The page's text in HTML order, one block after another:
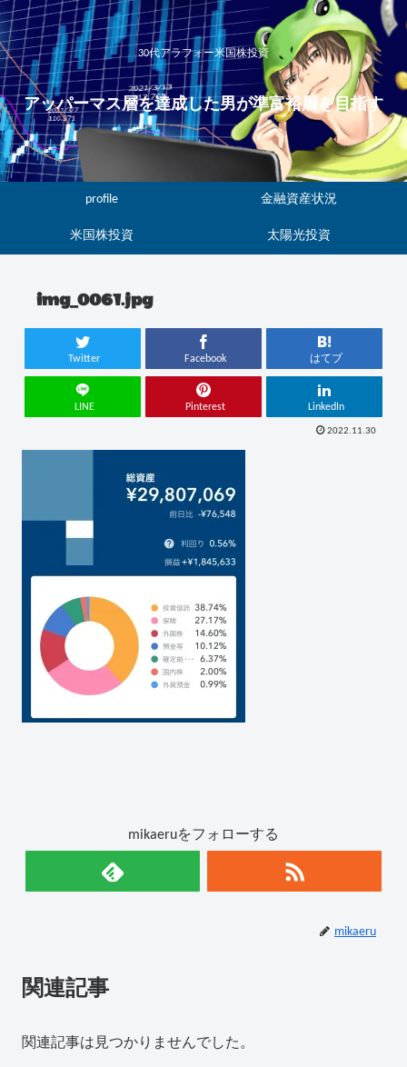
30代アラフォー米国株投資
アッパーマス層を達成した男が準富裕層を目指す
profile 金融資産状況
米国株投資 太陽光投資
img_0061.jpg
Twitter Facebook はてブ
LINE Pinterest LinkedIn
2022.11.30
mikaeruをフォローする
mikaeru
関連記事
関連記事は見つかりませんでした。